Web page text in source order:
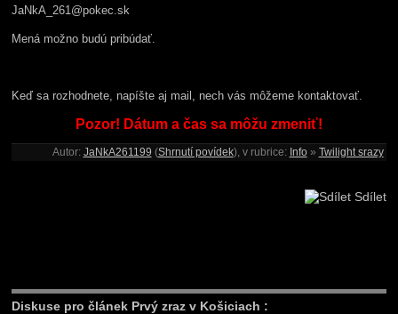
JaNkA_261@pokec.sk
Mená možno budú pribúdať.
Keď sa rozhodnete, napíšte aj mail, nech vás môžeme kontaktovať.
Pozor! Dátum a čas sa môžu zmeniť!
Autor: JaNkA261199 (Shrnutí povídek), v rubrice: Info» Twilight srazy
Sdílet
Diskuse pro článek Prvý zraz v Košiciach :